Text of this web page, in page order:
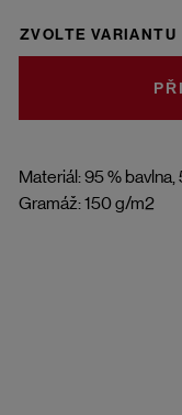
Materiál: 95 % bavlna,
Gramáž: 150 g/m2
ZVOLTE VARIANTU